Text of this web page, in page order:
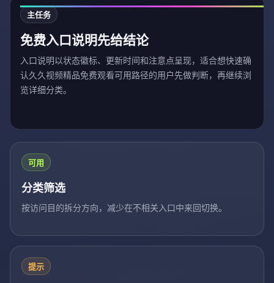
主任务
免费入口说明先给结论
入口说明以状态徽标、更新时间和注意点呈现，适合想快速确
认久久视频精品免费观看可用路径的用户先做判断，再继续浏
览详细分类。
可用
分类筛选
按访问目的拆分方向，减少在不相关入口中来回切换。
提示